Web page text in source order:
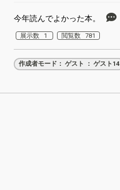
今年読んでよかった本。
展示数 1 閲覧数 781
作成者モード： ゲスト ： ゲスト14